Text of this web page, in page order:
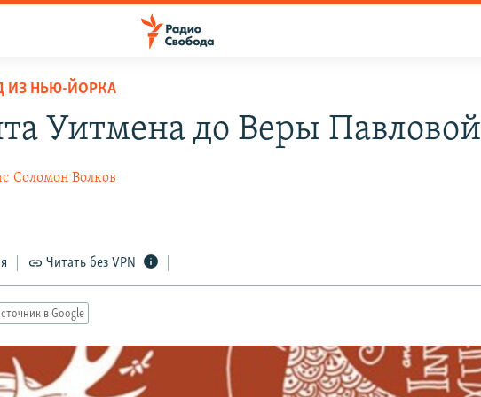
ИЗ НЬЮ-ЙОРКА
Уитмена до Веры Павловой
Соломон Волков
Читать без VPN
в Google